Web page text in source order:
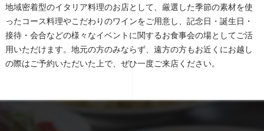
地域密着型のイタリア料理のお店として、厳選した季節の素材を使
ったコース料理やこだわりのワインをご用意し、記念日・誕生日・
接待・会合などの様々なイベントに関するお食事会の場としてご活
用いただけます。地元の方のみならず、遠方の方もお近くにお越し
の際はご予約いただいた上で、ぜひ一度ご来店ください。